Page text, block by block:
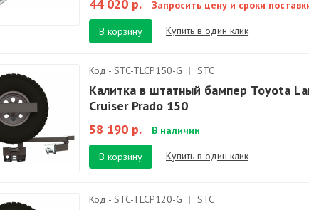
44 020 р. Запросить цену и сроки
В корзину Купить в один клик
Код - STC-TLCP150-G | STC
Калитка в штатный бампер Toyota
Cruiser Prado 150
58 190 р.
В наличии
В корзину Купить в один клик
Код - STC-TLCP120-G | STC